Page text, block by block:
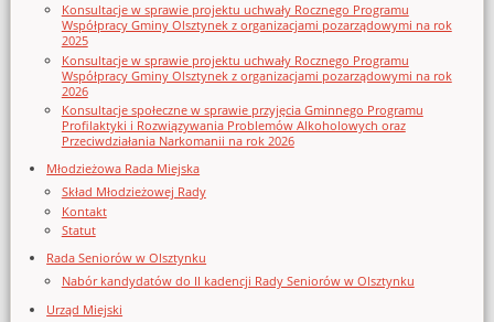
Konsultacje w sprawie projektu uchwały Rocznego Programu
Współpracy Gminy Olsztynek z organizacjami pozarządowymi na rok
2025
Konsultacje w sprawie projektu uchwały Rocznego Programu
Współpracy Gminy Olsztynek z organizacjami pozarządowymi na rok
2026
Konsultacje społeczne w sprawie przyjęcia Gminnego Programu
Profilaktyki i Rozwiązywania Problemów Alkoholowych oraz
Przeciwdziałania Narkomanii na rok 2026
Młodzieżowa Rada Miejska
Skład Młodzieżowej Rady
Kontakt
Statut
Rada Seniorów w Olsztynku
Nabór kandydatów do II kadencji Rady Seniorów w Olsztynku
Urząd Miejski